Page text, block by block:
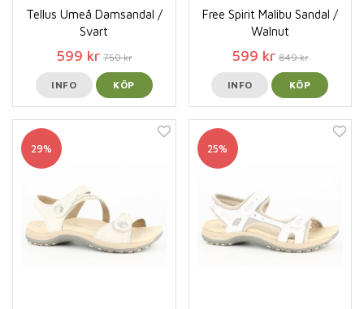
Tellus Umeå Damsandal /
Svart
599 kr 750 kr
INFO KÖP
Free Spirit Malibu Sandal /
Walnut
599 kr 849 kr
INFO KÖP
29% 25%